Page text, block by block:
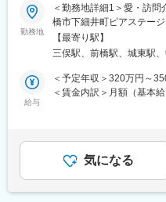
■教育体制
OJTを中心に先輩スタッフ
務に取り組めます。
■就業環境
な働き方が可能です。
■想定されるキャリアパス
最新技術導入と働きやす
です。
変更の範囲：会社の定め
★介護現場で経験を積み、
ざしていただきます。
■業務内容
群馬県前橋市を中心に、
えるお仕事です。
・日常の見守りや声かけ
訪問介護は、流れ作業で
勤務地
＜勤務地詳細1＞愛・訪
橋市下細井町ピアステー
地詳細2＞愛・訪問介護
町２丁目２－１３ 青木ビ
【最寄り駅】
三俣駅、前橋駅、城東駅
給与
＜予定年収＞320万円～
＜賃金内訳＞月額（基本
り、選考を通じて上下す
当を含めた表記です。
気になる